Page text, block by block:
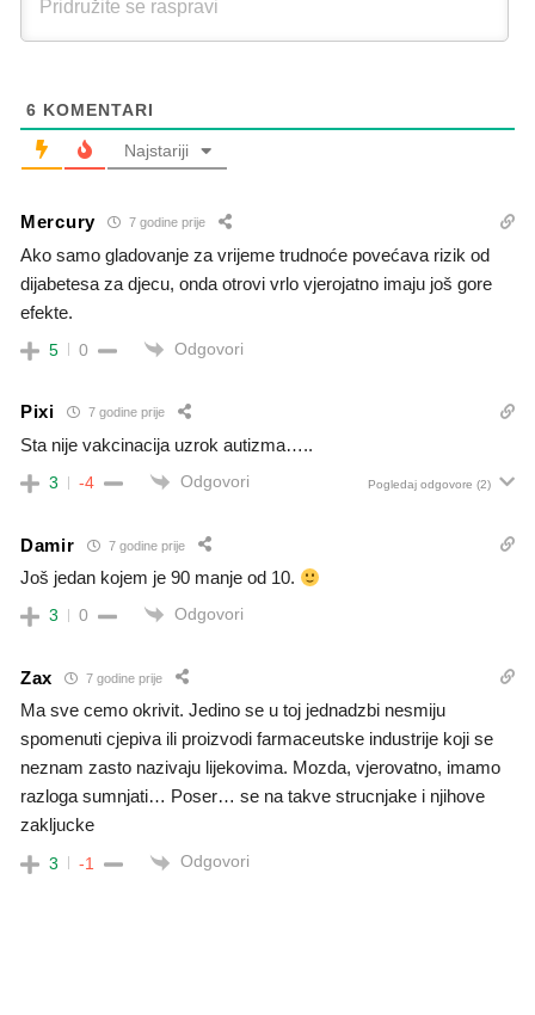
6 KOMENTARI
Najstariji
Mercury 7 godine prije
Ako samo gladovanje za vrijeme trudnoće povećava rizik od
dijabetesa za djecu, onda otrovi vrlo vjerojatno imaju još gore
efekte.
5 0 Odgovori
Pixi 7 godine prije
Sta nije vakcinacija uzrok autizma…..
3 -4 Odgovori Pogledaj odgovore (2)
Damir 7 godine prije
Još jedan kojem je 90 manje od 10.
3 0 Odgovori
Zax 7 godine prije
Ma sve cemo okrivit. Jedino se u toj jednadzbi nesmiju
spomenuti cjepiva ili proizvodi farmaceutske industrije koji se
neznam zasto nazivaju lijekovima. Mozda, vjerovatno, imamo
razloga sumnjati… Poser… se na takve strucnjake i njihove
zakljucke
3 -1 Odgovori